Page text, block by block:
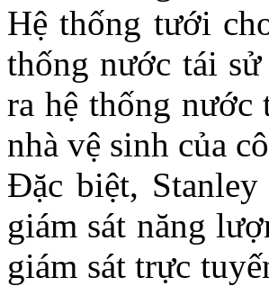
Hệ thống tưới
thống nước tái
ra hệ thống nước
nhà vệ sinh của
Đặc biệt,
giám sát năng
giám sát trực